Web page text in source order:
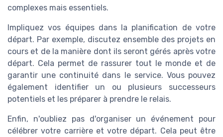
complexes mais essentiels.
Impliquez vos équipes dans la planification de votre
départ. Par exemple, discutez ensemble des projets en
cours et de la manière dont ils seront gérés après votre
départ. Cela permet de rassurer tout le monde et de
garantir une continuité dans le service. Vous pouvez
également identifier un ou plusieurs successeurs
potentiels et les préparer à prendre le relais.
Enfin, n'oubliez pas d'organiser un événement pour
célébrer votre carrière et votre départ. Cela peut être